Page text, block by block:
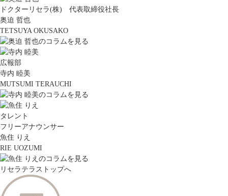
ドクターリセラ(株) 代表取締役社長
奥迫 哲也
TETSUYA OKUSAKO
広報部
寺内 睦美
MUTSUMI TERAUCHI
タレント
フリーアナウンサー
魚住 りえ
RIE UOZUMI
リセラテラストップへ